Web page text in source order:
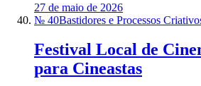
27 de maio de 2026
№ 40Bastidores e Processos
Festival Local de
para Cineastas